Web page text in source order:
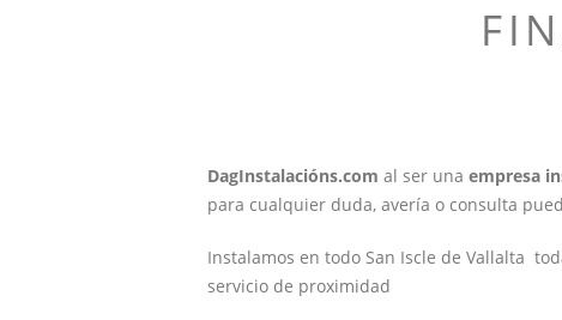
DagInstalacións.com al ser una empresa
para cualquier duda, avería o consulta
Instalamos en todo San Iscle de Vallalta
servicio de proximidad